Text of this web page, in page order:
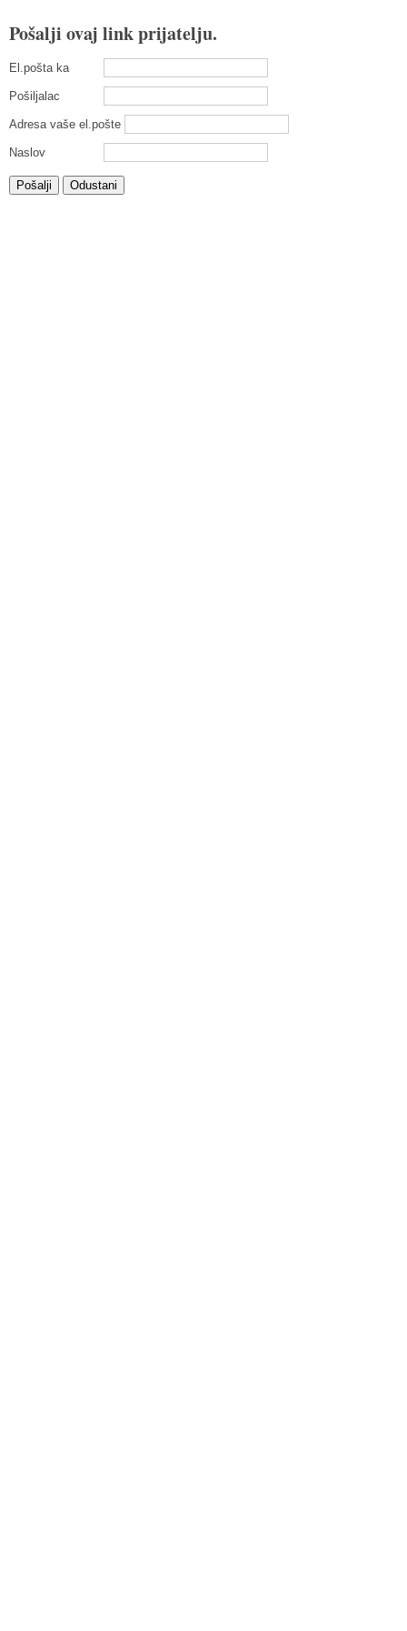
Pošalji ovaj link prijatelju.
El.pošta ka
Pošiljalac
Adresa vaše el.pošte
Naslov
Pošalji Odustani